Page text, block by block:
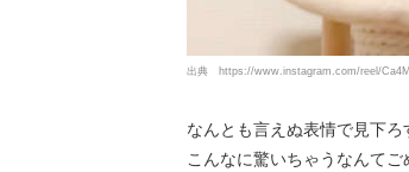
出典 https://www.instagram.com/reel/
なんとも言えぬ表情で見下ろ
こんなに驚いちゃうなんて